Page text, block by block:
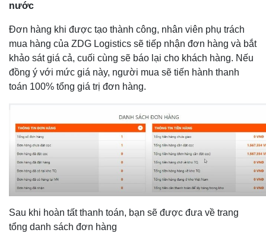
nước
Đơn hàng khi được tạo thành công, nhân viên phụ trách
mua hàng của ZDG Logistics sẽ tiếp nhận đơn hàng và bắt
khảo sát giá cả, cuối cùng sẽ báo lại cho khách hàng. Nếu
đồng ý với mức giá này, người mua sẽ tiến hành thanh
toán 100% tổng giá trị đơn hàng.
Sau khi hoàn tất thanh toán, bạn sẽ được đưa về trang
tổng danh sách đơn hàng